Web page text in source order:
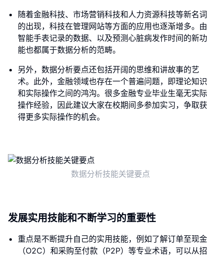
随着金融科技、市场营销科技和人力资源科技等新名词
的出现，科技在管理网站等方面的应用也逐渐增多。由
智能手表记录的数据、以及预测心脏病发作时间的新功
能也都属于数据分析的范畴。
另外，数据分析要点还包括开阔的思维和讲故事的艺
术。此外，金融领域也存在一个普遍问题，即理论知识
和实际操作之间的鸿沟。很多金融专业毕业生毫无实际
操作经验，因此建议大家在校期间多参加实习，争取获
得更多实际操作的机会。
数据分析技能关键要点
发展实用技能和不断学习的重要性
重点是不断提升自己的实用技能，例如了解订单至现金
（O2C）和采购至付款（P2P）等专业术语，可以从招